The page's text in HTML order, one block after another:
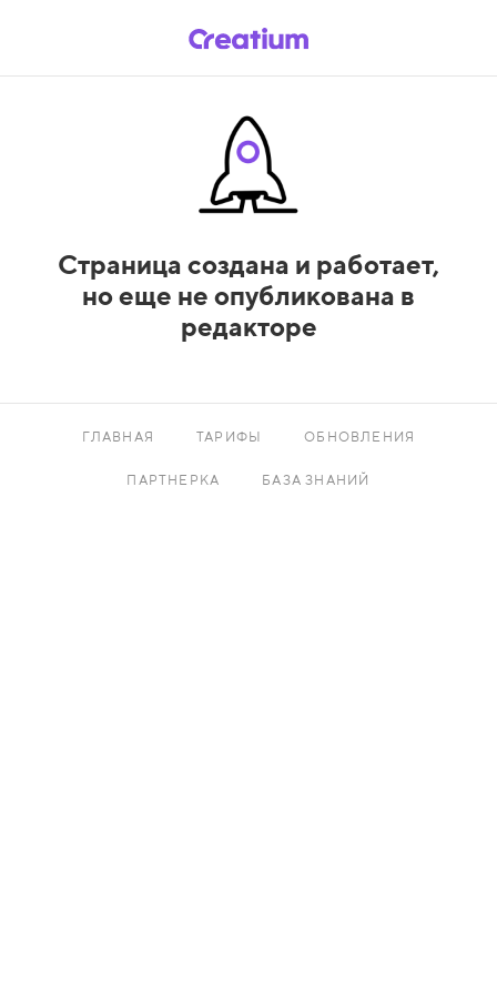
Страница создана и работает,
но еще не опубликована в
редакторе
ГЛАВНАЯ ТАРИФЫ ОБНОВЛЕНИЯ
ПАРТНЕРКА БАЗА ЗНАНИЙ